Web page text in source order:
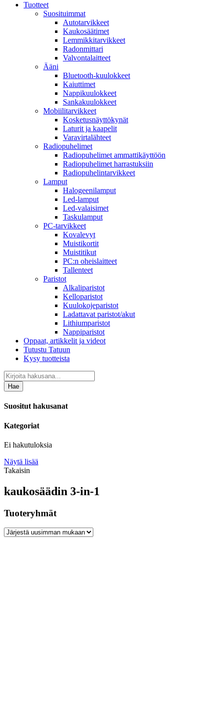
Tuotteet
Suosituimmat
Autotarvikkeet
Kaukosäätimet
Lemmikkitarvikkeet
Radonmittari
Valvontalaitteet
Ääni
Bluetooth-kuulokkeet
Kaiuttimet
Nappikuulokkeet
Sankakuulokkeet
Mobiilitarvikkeet
Kosketusnäyttökynät
Laturit ja kaapelit
Varavirtalähteet
Radiopuhelimet
Radiopuhelimet ammattikäyttöön
Radiopuhelimet harrastuksiin
Radiopuhelintarvikkeet
Lamput
Halogeenilamput
Led-lamput
Led-valaisimet
Taskulamput
PC-tarvikkeet
Kovalevyt
Muistikortit
Muistitikut
PC:n oheislaitteet
Tallenteet
Paristot
Alkaliparistot
Kelloparistot
Kuulokojeparistot
Ladattavat paristot/akut
Lithiumparistot
Nappiparistot
Oppaat, artikkelit ja videot
Tutustu Tatuun
Kysy tuotteista
Hae
Suositut hakusanat
Kategoriat
Ei hakutuloksia
Näytä lisää
Takaisin
kaukosäädin 3-in-1
Tuoteryhmät